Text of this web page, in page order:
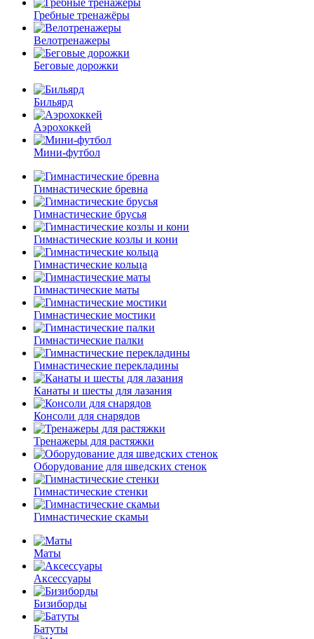
Гребные тренажёры
Велотренажеры
Беговые дорожки
Бильярд
Аэрохоккей
Мини-футбол
Гимнастические бревна
Гимнастические брусья
Гимнастические козлы и кони
Гимнастические кольца
Гимнастические маты
Гимнастические мостики
Гимнастические палки
Гимнастические перекладины
Канаты и шесты для лазания
Консоли для снарядов
Тренажеры для растяжки
Оборудование для шведских стенок
Гимнастические стенки
Гимнастические скамьи
Маты
Аксессуары
Бизиборды
Батуты